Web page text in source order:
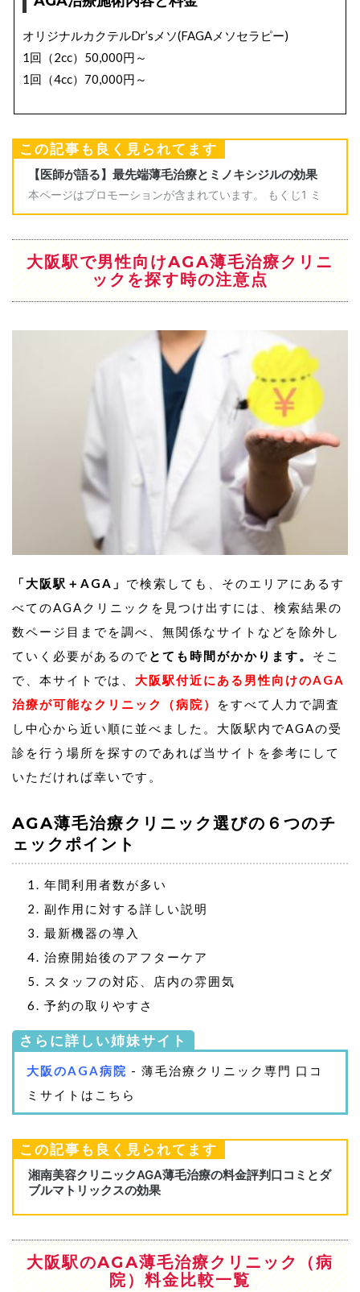
オリジナルカクテルDr’sメソ(FAGAメソセラピー)
1回（2cc）50,000円～
1回（4cc）70,000円～
1回（2cc）60,000円～
1回（4cc）80,000円～
植毛料金
Hair Moving植毛法
100グラフト(8.5㎠)100,000円※1グラフトあたり1,000円
500グラフト(42.5㎠)500,000円※1グラフトあたり1,000
スマートグラフト自毛植毛
※植毛の量によって料金が異なります。カウンセリング時
基本料金300,000円
500グラフト(42.5㎠)500,000円※1グラフトあたり1,000
円
この記事も良く見られてます
大阪駅で男性向けAGA薄毛治療クリニ
ックを探す時の注意点
「大阪駅＋AGA」 で検索しても、そのエリアにあるす
べてのAGAクリニックを見つけ出すには、検索結果の
数ページ目までを調べ、無関係なサイトなどを除外し
ていく必要があるので とても時間がかかります。 そこ
で、本サイトでは、 大阪駅付近にある男性向けのAGA
治療が可能なクリニック（病院）
をすべて人力で調査
し中心から近い順に並べました。大阪駅内でAGAの受
診を行う場所を探すのであれば当サイトを参考にして
いただければ幸いです。
AGA薄毛治療クリニック選びの６つのチ
ェックポイント
年間利用者数が多い
副作用に対する詳しい説明
最新機器の導入
治療開始後のアフターケア
スタッフの対応、店内の雰囲気
予約の取りやすさ
さらに詳しい姉妹サイト
大阪のAGA病院 - 薄毛治療クリニック専門 口コ
ミサイトはこちら
この記事も良く見られてます
大阪駅のAGA薄毛治療クリニック（病
院）料金比較一覧